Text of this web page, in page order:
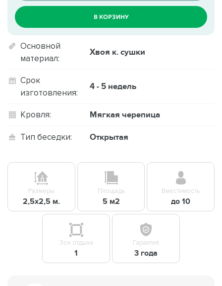
В КОРЗИНУ
Основной
материал:
Хвоя к. сушки
Срок
изготовления:
4 - 5 недель
Кровля: Мягкая черепица
Тип беседки: Открытая
Размеры
2,5х2,5 м.
Площадь
5 м2
Вместимость
до 10
Зон отдыха
1
Гарантия
3 года